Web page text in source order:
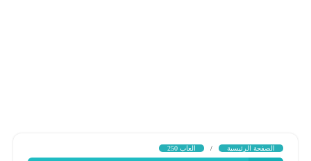
الصفحة الرئيسية / العاب 250